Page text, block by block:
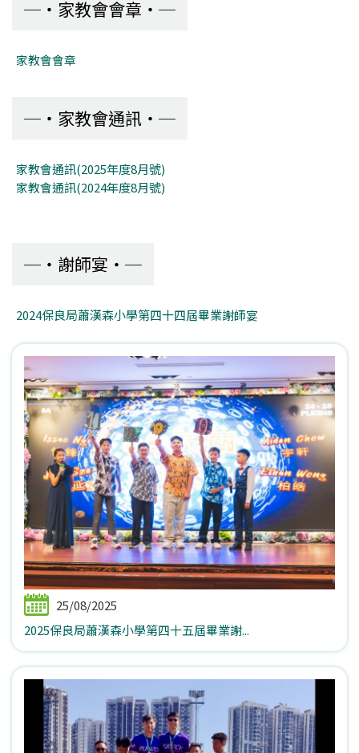
家教會會章
家教會會章
家教會通訊
家教會通訊(2025年度8月號)
家教會通訊(2024年度8月號)
謝師宴
2024保良局蕭漢森小學第四十四屆畢業謝師宴
25/08/2025
2025保良局蕭漢森小學第四十五屆畢業謝...